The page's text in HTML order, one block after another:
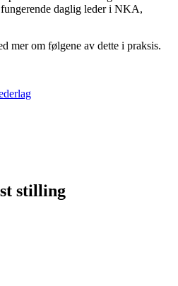
daglig leder i NKA,
mer om følgene av dette i praksis.
stilling